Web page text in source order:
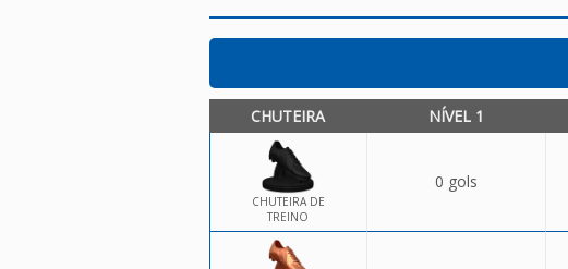
CHUTEIRA NÍVEL 1
CHUTEIRA DE
TREINO
0 gols